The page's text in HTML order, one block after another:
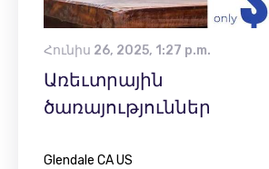
Հունիս 26, 2025, 1:27 p.m.
Առեւտրային
ծառայություններ
Glendale CA US